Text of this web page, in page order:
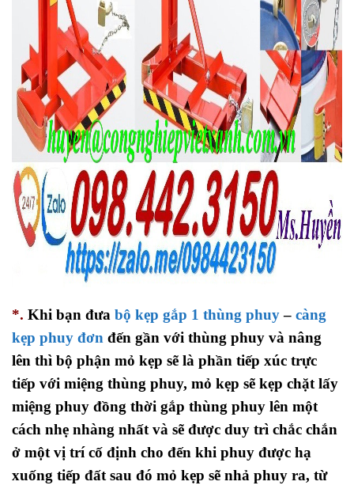
*. Khi bạn đưa bộ kẹp gắp 1 thùng phuy– càng
kẹp phuy đơn đến gần với thùng phuy và nâng
lên thì bộ phận mỏ kẹp sẽ là phần tiếp xúc trực
tiếp với miệng thùng phuy, mỏ kẹp sẽ kẹp chặt lấy
miệng phuy đồng thời gắp thùng phuy lên một
cách nhẹ nhàng nhấtvà sẽ được duy trì chắc chắn
ở một vị trí cố định cho đến khi phuy được hạ
xuống tiếp đất sau đó mỏ kẹp sẽ nhả phuy ra, từ